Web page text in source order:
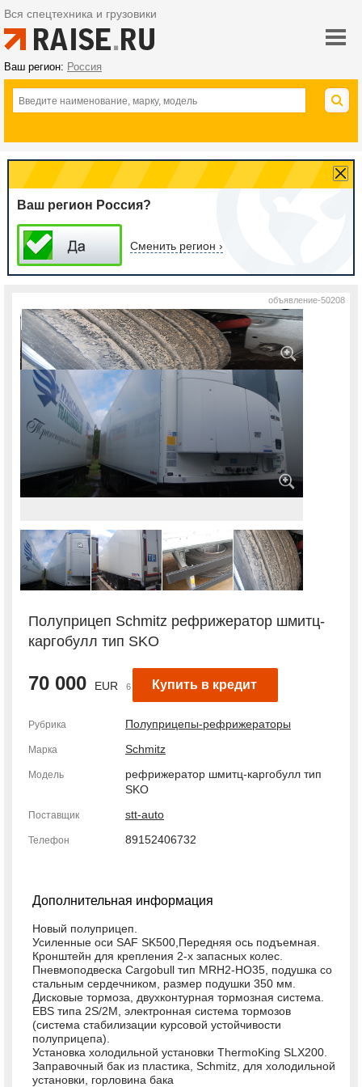
Вся спецтехника и грузовики
Ваш регион: Россия
Ваш регион Россия?
Сменить регион ›
Полуприцеп Schmitz рефрижератор шмитц-
каргобулл тип SKO
70 000 EUR Купить в кредит
6 332 760 руб.
Рубрика Полуприцепы-рефрижераторы
Марка Schmitz
Модель
рефрижератор шмитц-каргобулл тип
SKO
Поставщик stt-auto
Телефон 89152406732
Дополнительная информация
Новый полуприцеп.
Усиленные оси SAF SK500,Передняя ось подъемная.
Кронштейн для крепления 2-х запасных колес.
Пневмоподвеска Cargobull тип MRH2-HO35, подушка со
стальным сердечником, размер подушки 350 мм.
Дисковые тормоза, двухконтурная тормозная система.
EBS типа 2S/2M, электронная система тормозов
(система стабилизации курсовой устойчивости
полуприцепа).
Установка холодильной установки ThermoKing SLX200.
Заправочный бак из пластика, Schmitz, для холодильной
установки, горловина бака
объявление-50208